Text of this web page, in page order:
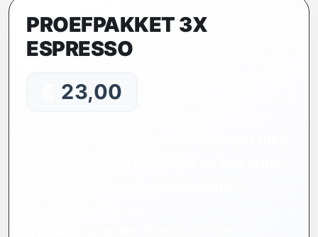
PROEFPAKKET 3X
ESPRESSO
23,00